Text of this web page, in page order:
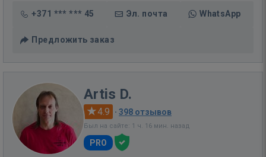
+371 *** *** 45 Эл. почта WhatsApp
Предложить заказ
Artis D.
4.9 · 398 отзывов
Был на сайте: 1 ч. 16 мин. назад
PRO